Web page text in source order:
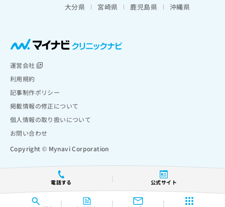
電話する 公式サイト
大分県
宮崎県 鹿児島県 沖縄県
運営会社
利用規約
記事制作ポリシー
掲載情報の修正について
個人情報の取り扱いについて
お問い合わせ
Copyright © Mynavi Corporation